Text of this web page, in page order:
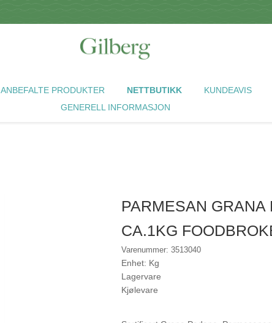
ANBEFALTE PRODUKTER NETTBUTIKK KUNDEAVIS
GENERELL INFORMASJON
PARMESAN
CA.1KG
Varenummer: 3513040
Enhet: Kg
Lagervare
Kjølevare